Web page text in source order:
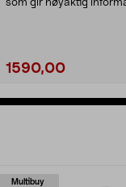
som gir nøyaktig
1590,00
Multibuy